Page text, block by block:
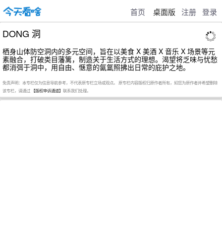
首页 桌面版 注册 登录
DONG 洞
栖身山体防空洞内的多元空间，旨在以美食 X 美酒 X 音乐 X 场景等元
素融合，打破类目藩篱，制造关于生活方式的理想。渴望将乏味与忧愁
都消弭于洞中，用自由、惬意的氤氲照拂出日常的庇护之地。
免责声明：本专栏仅为信息导航参考，不代表原专栏立场或观点。 原专栏内容版权归原作者所有，如您为原作者并希望删除
该专栏，请通过 【版权申诉通道】 联系我们处理。